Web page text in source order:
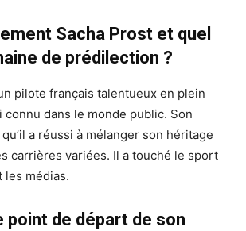
Sacha Prost et quel
de prédilection ?
pilote français talentueux en plein
connu dans le monde public. Son
a réussi à mélanger son héritage
carrières variées. Il a touché le sport
les médias.
point de départ de son